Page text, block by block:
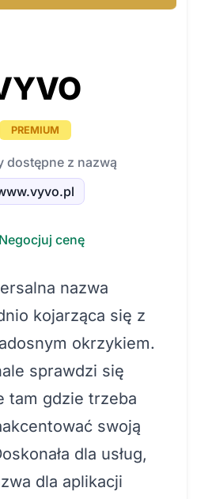
PREMIUM
dostępne z nazwą
cenę
nazwa
kojarząca się z
okrzykiem.
sprawdzi się
tam gdzie trzeba
swoją
dla usług,
dla aplikacji